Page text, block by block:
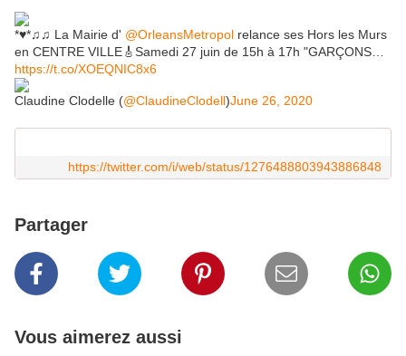
*♥*♫♫ La Mairie d' @OrleansMetropol relance ses Hors les Murs
en CENTRE VILLE🎸Samedi 27 juin de 15h à 17h "GARÇONS…
https://t.co/XOEQNIC8x6
Claudine Clodelle (@ClaudineClodell)June 26, 2020
https://twitter.com/i/web/status/1276488803943886848
Partager
Vous aimerez aussi